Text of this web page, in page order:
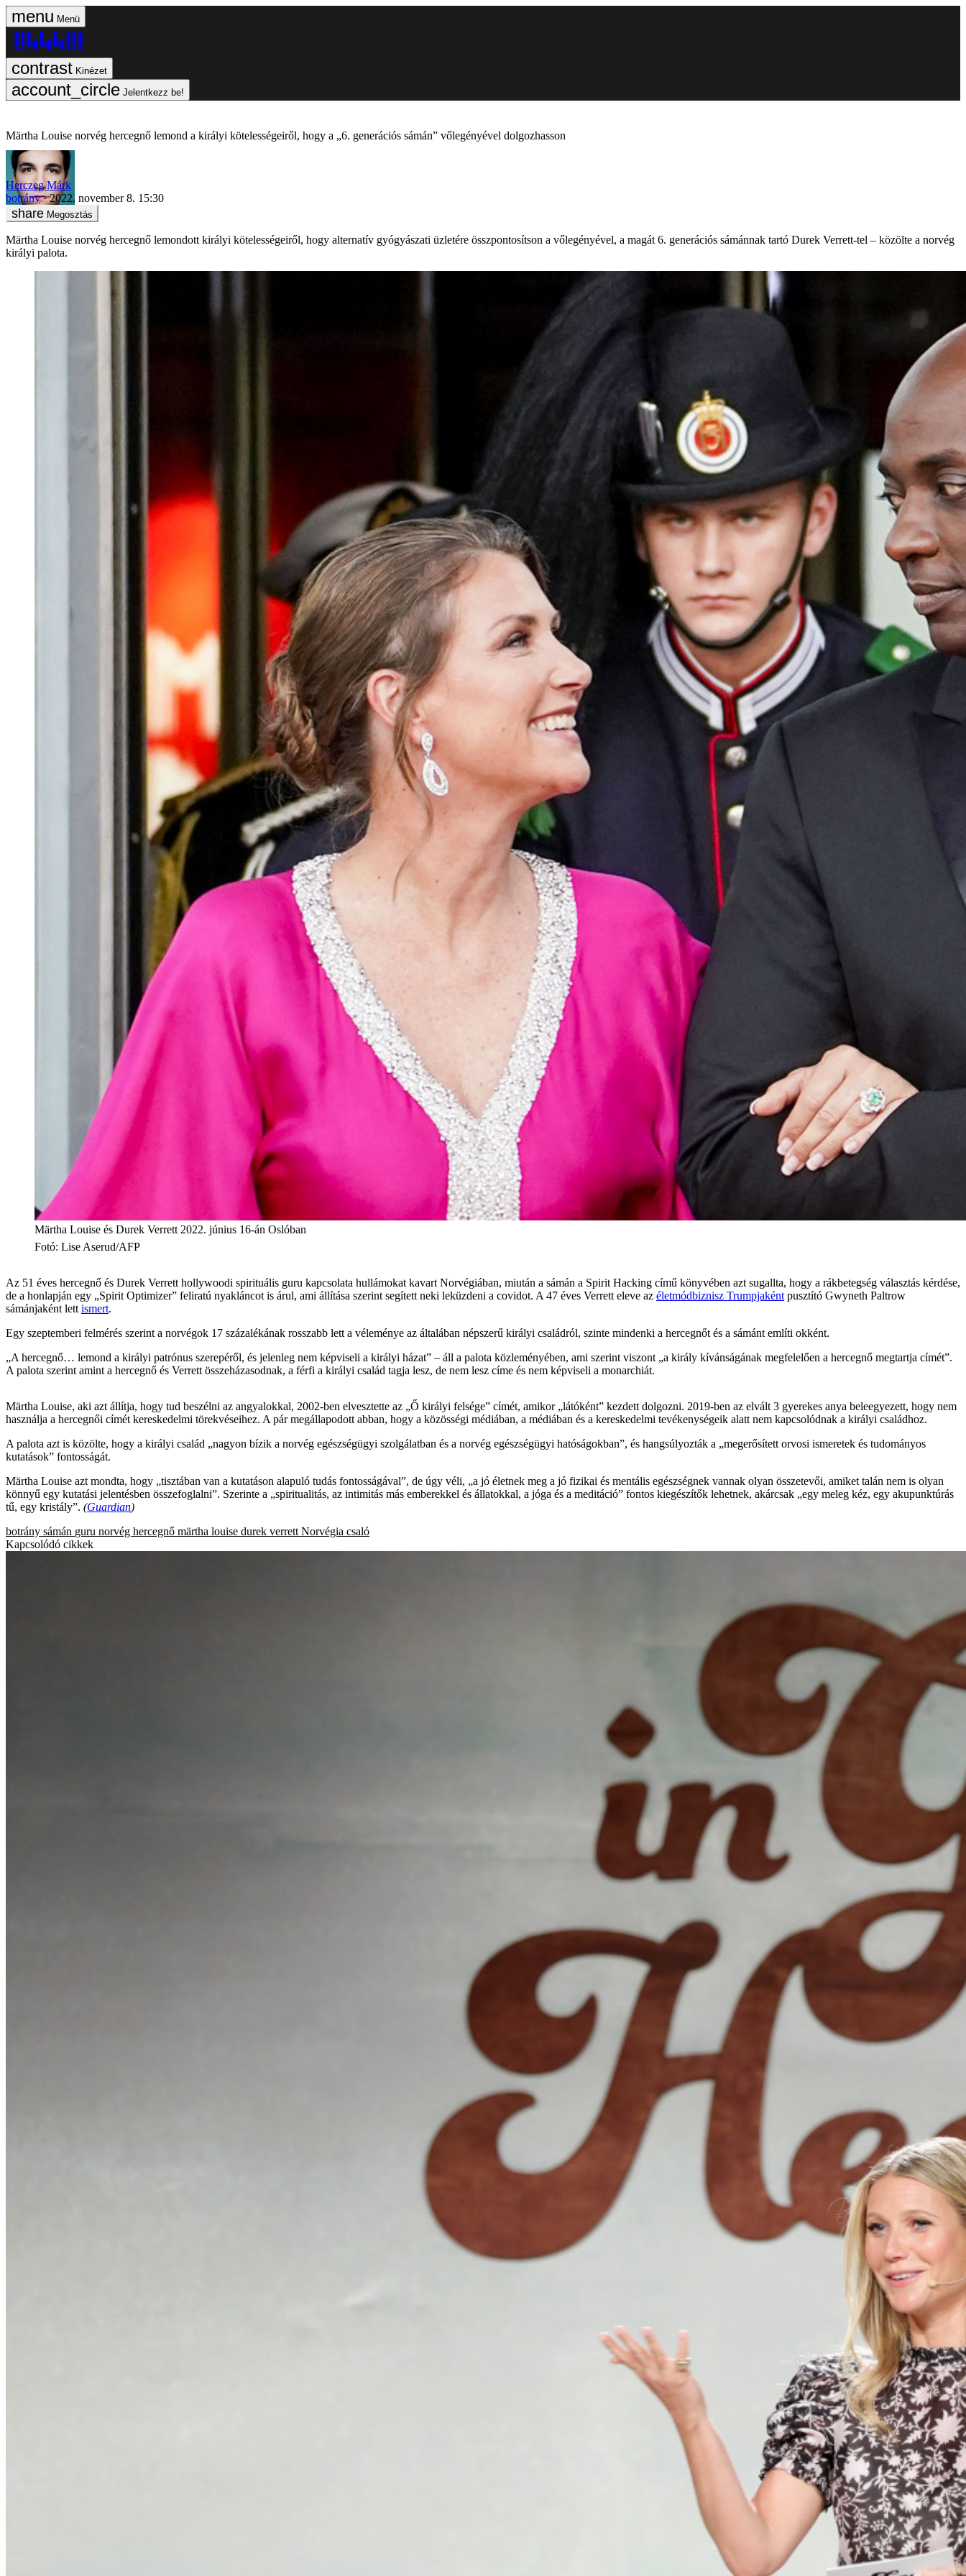
Menü
Kinézet
Jelentkezz be!
Märtha Louise norvég hercegnő lemond a királyi kötelességeiről, hogy a „6. generációs sámán” vőlegényével dolgozhasson
Herczeg Márk
botrány
2022. november 8. 15:30
Megosztás
Märtha Louise norvég hercegnő lemondott királyi kötelességeiről, hogy alternatív gyógyászati üzletére összpontosítson a vőlegényével, a magát 6. generációs sámánnak tartó Durek Verrett-tel – közölte a norvég
királyi palota.
Märtha Louise és Durek Verrett 2022. június 16-án Oslóban
Fotó: Lise Aserud/AFP
Az 51 éves hercegnő és Durek Verrett hollywoodi spirituális guru kapcsolata hullámokat kavart Norvégiában, miután a sámán a Spirit Hacking című könyvében azt sugallta, hogy a rákbetegség választás kérdése,
de a honlapján egy „Spirit Optimizer” feliratú nyakláncot is árul, ami állítása szerint segített neki leküzdeni a covidot. A 47 éves Verrett eleve az életmódbiznisz Trumpjaként pusztító Gwyneth Paltrow
sámánjaként lett ismert.
Egy szeptemberi felmérés szerint a norvégok 17 százalékának rosszabb lett a véleménye az általában népszerű királyi családról, szinte mindenki a hercegnőt és a sámánt említi okként.
„A hercegnő… lemond a királyi patrónus szerepéről, és jelenleg nem képviseli a királyi házat” – áll a palota közleményében, ami szerint viszont „a király kívánságának megfelelően a hercegnő megtartja címét”.
A palota szerint amint a hercegnő és Verrett összeházasodnak, a férfi a királyi család tagja lesz, de nem lesz címe és nem képviseli a monarchiát.
Märtha Louise, aki azt állítja, hogy tud beszélni az angyalokkal, 2002-ben elvesztette az „Ő királyi felsége” címét, amikor „látóként” kezdett dolgozni. 2019-ben az elvált 3 gyerekes anya beleegyezett, hogy nem
használja a hercegnői címét kereskedelmi törekvéseihez. A pár megállapodott abban, hogy a közösségi médiában, a médiában és a kereskedelmi tevékenységeik alatt nem kapcsolódnak a királyi családhoz.
A palota azt is közölte, hogy a királyi család „nagyon bízik a norvég egészségügyi szolgálatban és a norvég egészségügyi hatóságokban”, és hangsúlyozták a „megerősített orvosi ismeretek és tudományos
kutatások” fontosságát.
Märtha Louise azt mondta, hogy „tisztában van a kutatáson alapuló tudás fontosságával”, de úgy véli, „a jó életnek meg a jó fizikai és mentális egészségnek vannak olyan összetevői, amiket talán nem is olyan
könnyű egy kutatási jelentésben összefoglalni”. Szerinte a „spiritualitás, az intimitás más emberekkel és állatokkal, a jóga és a meditáció” fontos kiegészítők lehetnek, akárcsak „egy meleg kéz, egy akupunktúrás
tű, egy kristály”. (Guardian)
botrány sámán guru norvég hercegnő märtha louise durek verrett Norvégia csaló
Kapcsolódó cikkek